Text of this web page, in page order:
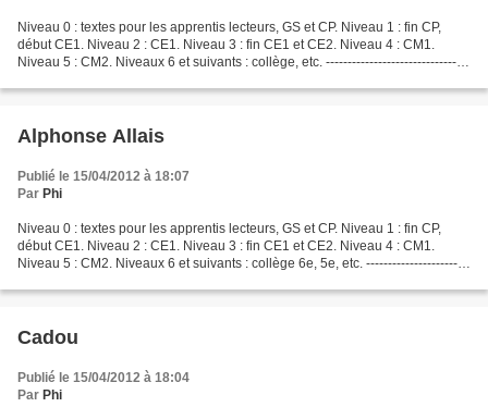
Niveau 0 : textes pour les apprentis lecteurs, GS et CP. Niveau 1 : fin CP,
début CE1. Niveau 2 : CE1. Niveau 3 : fin CE1 et CE2. Niveau 4 : CM1.
Niveau 5 : CM2. Niveaux 6 et suivants : collège, etc. ---------------------------------
------------------------------------------------------...
Alphonse Allais
Publié le 15/04/2012 à 18:07
Par Phi
Niveau 0 : textes pour les apprentis lecteurs, GS et CP. Niveau 1 : fin CP,
début CE1. Niveau 2 : CE1. Niveau 3 : fin CE1 et CE2. Niveau 4 : CM1.
Niveau 5 : CM2. Niveaux 6 et suivants : collège 6e, 5e, etc. ------------------------
---------------------------------------------------------------...
Cadou
Publié le 15/04/2012 à 18:04
Par Phi